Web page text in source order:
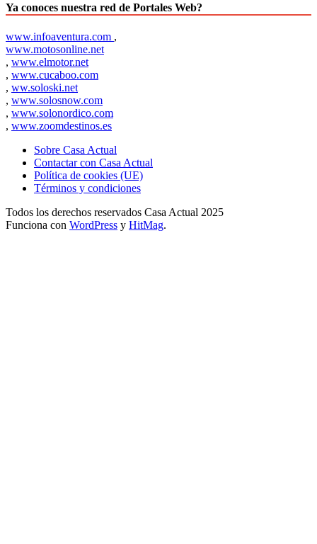
Ya conoces nuestra red de Portales Web?
www.infoaventura.com ,
www.motosonline.net
, www.elmotor.net
, www.cucaboo.com
, ww.soloski.net
, www.solosnow.com
, www.solonordico.com
, www.zoomdestinos.es
Sobre Casa Actual
Contactar con Casa Actual
Política de cookies (UE)
Términos y condiciones
Todos los derechos reservados Casa Actual 2025
Funciona con WordPress y HitMag.